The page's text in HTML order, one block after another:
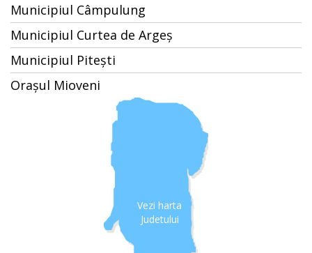
Municipiul Câmpulung
Municipiul Curtea de Argeș
Municipiul Pitești
Orașul Mioveni
Vezi harta
Judetului